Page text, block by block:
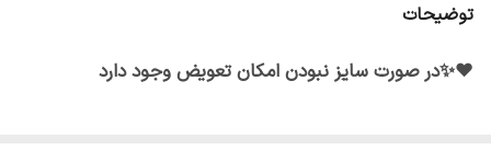
توضیحات
♥️✨در صورت سایز نبودن امکان تعویض وجود دارد